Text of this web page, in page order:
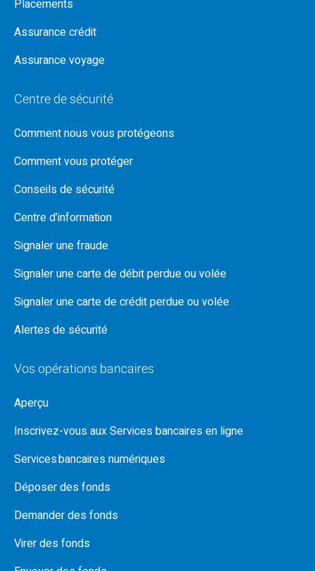
Placements
Assurance crédit
Assurance voyage
Centre de sécurité
Comment nous vous protégeons
Comment vous protéger
Conseils de sécurité
Centre d’information
Signaler une fraude
Signaler une carte de débit perdue ou volée
Signaler une carte de crédit perdue ou volée
Alertes de sécurité
Vos opérations bancaires
Aperçu
Inscrivez-vous aux Services bancaires en ligne
Services bancaires numériques
Déposer des fonds
Demander des fonds
Virer des fonds